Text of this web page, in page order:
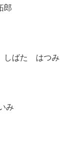
郎
ばた はつみ
み